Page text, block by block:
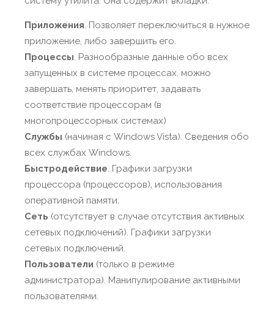
Приложения. Позволяет переключиться в нужное
приложение, либо завершить его.
Процессы. Разнообразные данные обо всех
запущенных в системе процессах, можно
завершать, менять приоритет, задавать
соответствие процессорам (в
многопроцессорных системах)
Службы (начиная с Windows Vista). Сведения обо
всех службах Windows.
Быстродействие. Графики загрузки
процессора (процессоров), использования
оперативной памяти.
Сеть (отсутствует в случае отсутствия активных
сетевых подключений). Графики загрузки
сетевых подключений.
Пользователи (только в режиме
администратора). Манипулирование активными
пользователями.